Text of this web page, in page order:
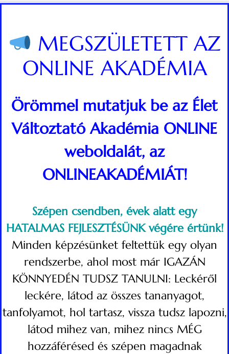
MEGSZÜLETETT AZ
ONLINE AKADÉMIA
Örömmel mutatjuk be az Élet
Változtató Akadémia ONLINE
weboldalát, az
ONLINEAKADÉMIÁT!
Szépen csendben, évek alatt egy
HATALMAS FEJLESZTÉSÜNK végére értünk!
Minden képzésünket feltettük egy olyan
rendszerbe, ahol most már IGAZÁN
KÖNNYEDÉN TUDSZ TANULNI: Leckéről
leckére, látod az összes tananyagot,
tanfolyamot, hol tartasz, vissza tudsz lapozni,
látod mihez van, mihez nincs MÉG
hozzáférésed és szépen magadnak